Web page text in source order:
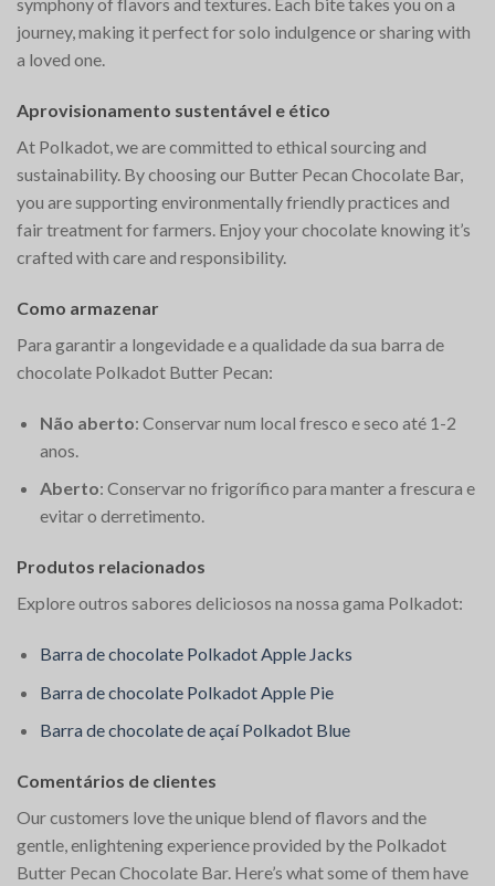
symphony of flavors and textures. Each bite takes you on a
journey, making it perfect for solo indulgence or sharing with
a loved one.
Aprovisionamento sustentável e ético
At Polkadot, we are committed to ethical sourcing and
sustainability. By choosing our Butter Pecan Chocolate Bar,
you are supporting environmentally friendly practices and
fair treatment for farmers. Enjoy your chocolate knowing it’s
crafted with care and responsibility.
Como armazenar
Para garantir a longevidade e a qualidade da sua barra de
chocolate Polkadot Butter Pecan:
Não aberto: Conservar num local fresco e seco até 1-2
anos.
Aberto: Conservar no frigorífico para manter a frescura e
evitar o derretimento.
Produtos relacionados
Explore outros sabores deliciosos na nossa gama Polkadot:
Barra de chocolate Polkadot Apple Jacks
Barra de chocolate Polkadot Apple Pie
Barra de chocolate de açaí Polkadot Blue
Comentários de clientes
Our customers love the unique blend of flavors and the
gentle, enlightening experience provided by the Polkadot
Butter Pecan Chocolate Bar. Here’s what some of them have